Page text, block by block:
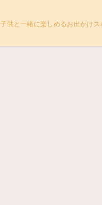
子供と一緒に楽しめるお出かけ